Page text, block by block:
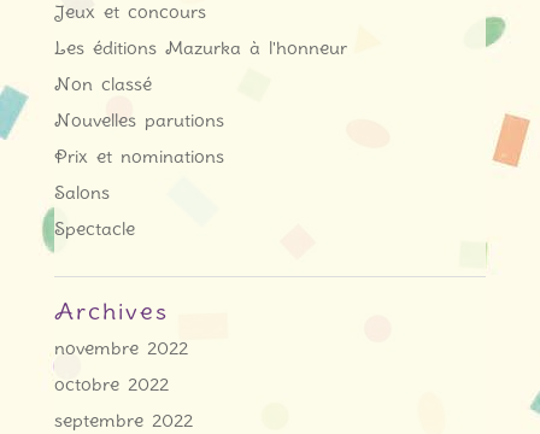
Jeux et concours
Les éditions Mazurka à l'honneur
Non classé
Nouvelles parutions
Prix et nominations
Salons
Spectacle
Archives
novembre 2022
octobre 2022
septembre 2022